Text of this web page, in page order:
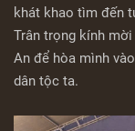
khát khao tìm đến
Trân trọng kính
An để hòa mình
dân tộc ta.